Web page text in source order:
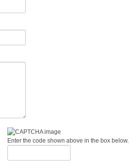
Enter the code shown above in the box below.